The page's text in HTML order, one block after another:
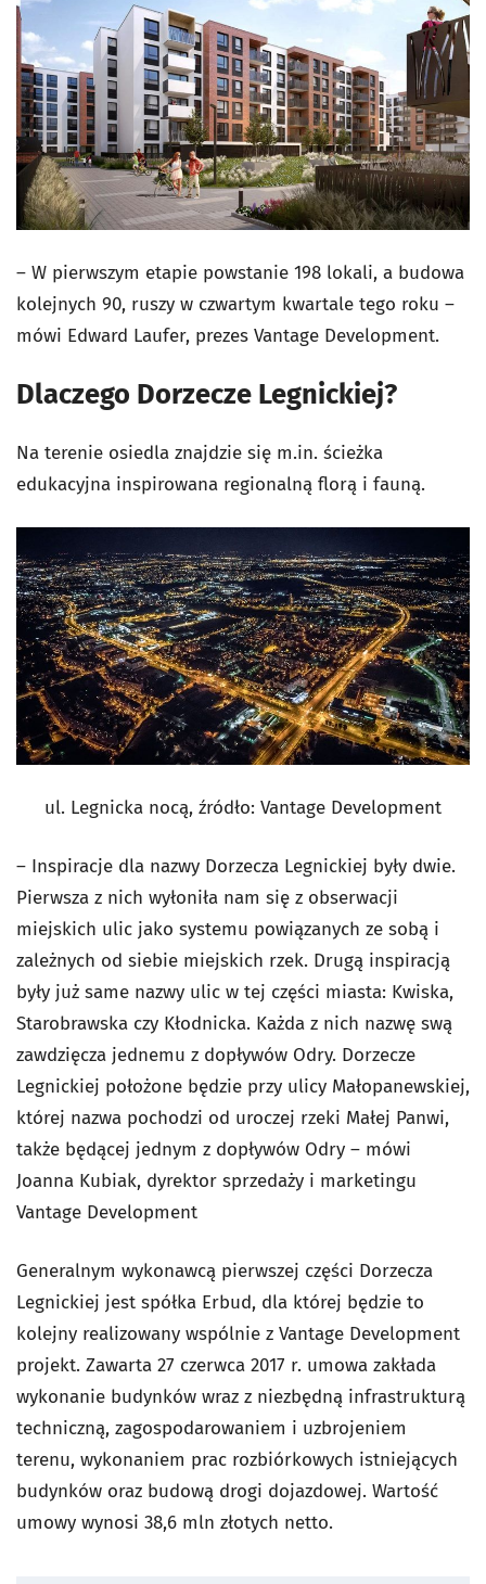
– W pierwszym etapie powstanie 198 lokali, a budowa
kolejnych 90, ruszy w czwartym kwartale tego roku –
mówi Edward Laufer, prezes Vantage Development.
Dlaczego Dorzecze Legnickiej?
Na terenie osiedla znajdzie się m.in. ścieżka
edukacyjna inspirowana regionalną florą i fauną.
ul. Legnicka nocą, źródło: Vantage Development
– Inspiracje dla nazwy Dorzecza Legnickiej były dwie.
Pierwsza z nich wyłoniła nam się z obserwacji
miejskich ulic jako systemu powiązanych ze sobą i
zależnych od siebie miejskich rzek. Drugą inspiracją
były już same nazwy ulic w tej części miasta: Kwiska,
Starobrawska czy Kłodnicka. Każda z nich nazwę swą
zawdzięcza jednemu z dopływów Odry. Dorzecze
Legnickiej położone będzie przy ulicy Małopanewskiej,
której nazwa pochodzi od uroczej rzeki Małej Panwi,
także będącej jednym z dopływów Odry – mówi
Joanna Kubiak, dyrektor sprzedaży i marketingu
Vantage Development
Generalnym wykonawcą pierwszej części Dorzecza
Legnickiej jest spółka Erbud, dla której będzie to
kolejny realizowany wspólnie z Vantage Development
projekt. Zawarta 27 czerwca 2017 r. umowa zakłada
wykonanie budynków wraz z niezbędną infrastrukturą
techniczną, zagospodarowaniem i uzbrojeniem
terenu, wykonaniem prac rozbiórkowych istniejących
budynków oraz budową drogi dojazdowej. Wartość
umowy wynosi 38,6 mln złotych netto.